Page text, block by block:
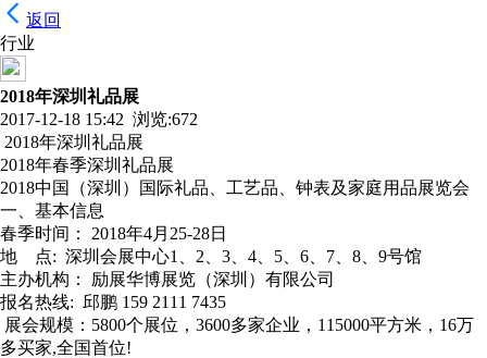
返回
行业
2018年深圳礼品展
2017-12-18 15:42 浏览:672
2018年深圳礼品展
2018年春季深圳礼品展
2018中国（深圳）国际礼品、工艺品、钟表及家庭用品展览会
一、基本信息
春季时间： 2018年4月25-28日
地 点: 深圳会展中心1、2、3、4、5、6、7、8、9号馆
主办机构： 励展华博展览（深圳）有限公司
报名热线: 邱鹏 159 2111 7435
展会规模：5800个展位，3600多家企业，115000平方米，16万
多买家,全国首位!